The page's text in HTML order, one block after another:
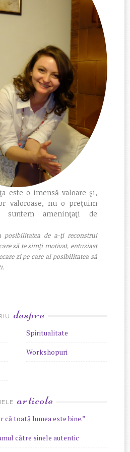
este o imensă valoare şi,
valoroase, nu o preţuim
suntem ameninţaţi de
de a-ţi reconstrui
să te simţi motivat, entuziast
zi pe care ai posibilitatea să
despre
Spiritualitate
Workshopuri
articole
că toată lumea este bine.”
către sinele autentic